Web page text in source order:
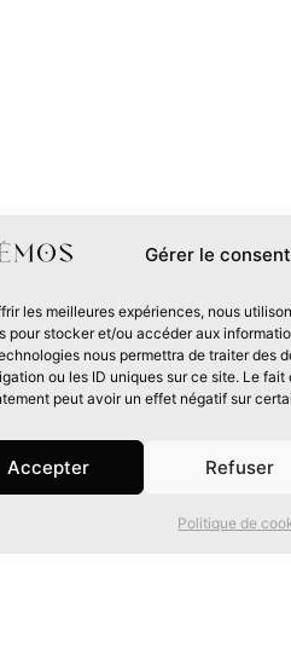
Gérer le
les meilleures expériences, nous
pour stocker et/ou accéder aux
nous permettra de traiter des
ou les ID uniques sur ce site. Le
peut avoir un effet négatif sur
Accepter Refuser
Politique de
:19 mars 2025
Science-fiction